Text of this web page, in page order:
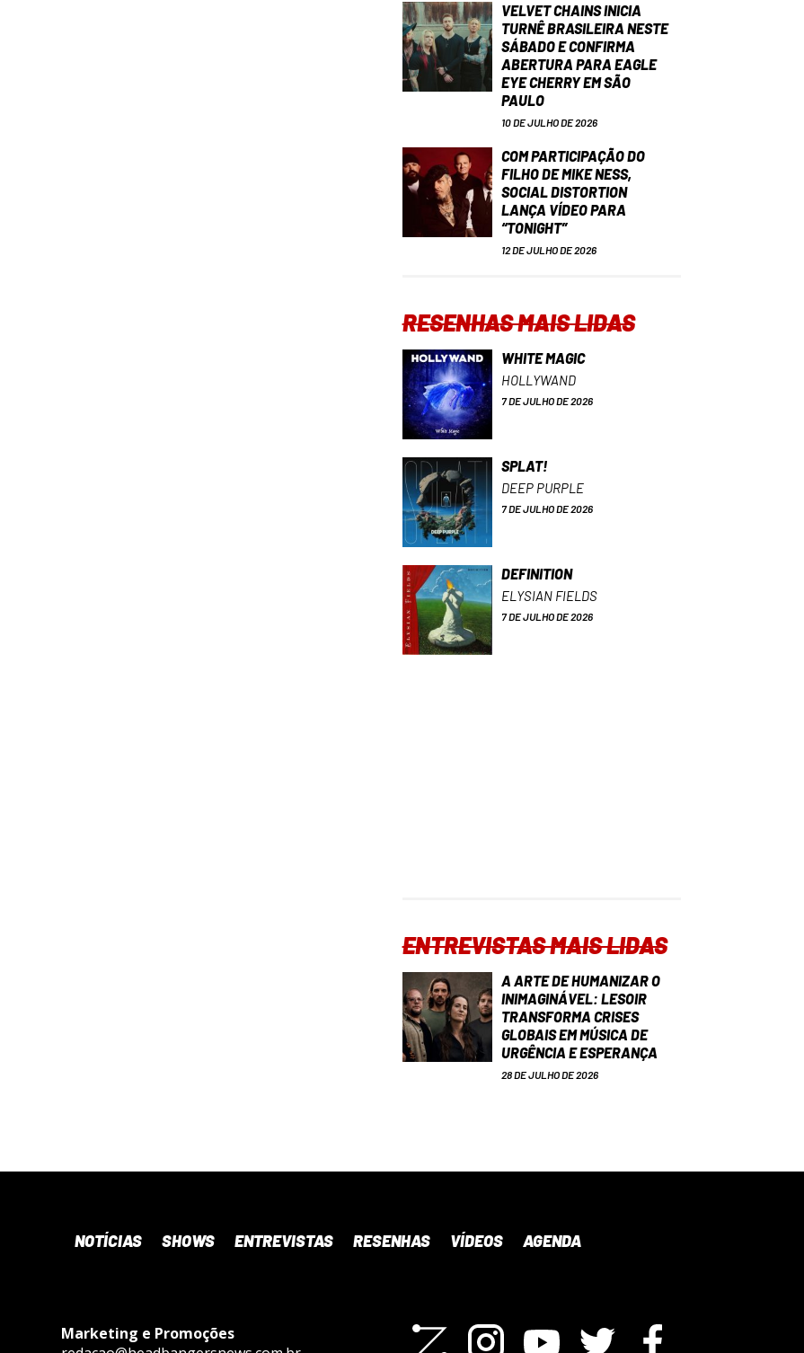
VELVET CHAINS INICIA
TURNÊ BRASILEIRA NESTE
SÁBADO E CONFIRMA
ABERTURA PARA EAGLE
EYE CHERRY EM SÃO
PAULO
10 DE JULHO DE 2026
COM PARTICIPAÇÃO DO
FILHO DE MIKE NESS,
SOCIAL DISTORTION
LANÇA VÍDEO PARA
“TONIGHT”
12 DE JULHO DE 2026
RESENHAS MAIS LIDAS
WHITE MAGIC
HOLLYWAND
7 DE JULHO DE 2026
SPLAT!
DEEP PURPLE
7 DE JULHO DE 2026
DEFINITION
ELYSIAN FIELDS
7 DE JULHO DE 2026
ENTREVISTAS MAIS LIDAS
A ARTE DE HUMANIZAR O
INIMAGINÁVEL: LESOIR
TRANSFORMA CRISES
GLOBAIS EM MÚSICA DE
URGÊNCIA E ESPERANÇA
28 DE JULHO DE 2026
NOTÍCIAS SHOWS ENTREVISTAS RESENHAS VÍDEOS AGENDA
Marketing e Promoções